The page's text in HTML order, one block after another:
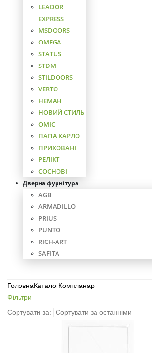
LEADOR
EXPRESS
MSDOORS
OMEGA
STATUS
STDM
STILDOORS
VERTO
НЕМАН
НОВИЙ СТИЛЬ
ОМІС
ПАПА КАРЛО
ПРИХОВАНІ
РЕЛІКТ
СОСНОВІ
Дверна фурнітура
AGB
ARMADILLO
PRIUS
PUNTO
RICH-ART
SAFITA
ГоловнаКаталогКомпланар
Фільтри
Сортувати за: